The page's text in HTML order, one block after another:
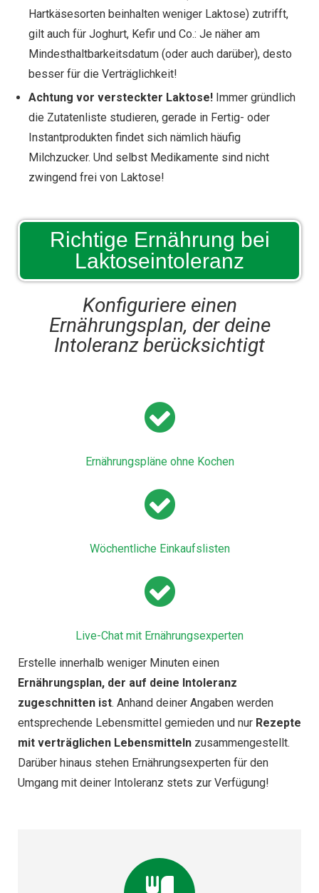
Hartkäsesorten beinhalten weniger Laktose) zutrifft,
gilt auch für Joghurt, Kefir und Co.: Je näher am
Mindesthaltbarkeitsdatum (oder auch darüber), desto
besser für die Verträglichkeit!
Achtung vor versteckter Laktose! Immer gründlich
die Zutatenliste studieren, gerade in Fertig- oder
Instantprodukten findet sich nämlich häufig
Milchzucker. Und selbst Medikamente sind nicht
zwingend frei von Laktose!
Richtige Ernährung bei
Laktoseintoleranz
Konfiguriere einen
Ernährungsplan, der deine
Intoleranz berücksichtigt
Ernährungspläne ohne Kochen
Wöchentliche Einkaufslisten
Live-Chat mit Ernährungsexperten
Erstelle innerhalb weniger Minuten einen
Ernährungsplan, der auf deine Intoleranz
zugeschnitten ist. Anhand deiner Angaben werden
entsprechende Lebensmittel gemieden und nur Rezepte
mit verträglichen Lebensmitteln zusammengestellt.
Darüber hinaus stehen Ernährungsexperten für den
Umgang mit deiner Intoleranz stets zur Verfügung!